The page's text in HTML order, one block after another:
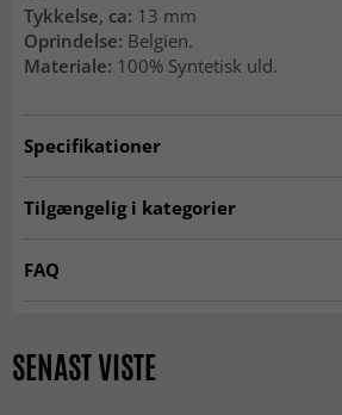
Tykkelse, ca: 13 mm
Oprindelse: Belgien.
Materiale: 100% Syntetisk uld.
Specifikationer
Tilgængelig i kategorier
ALLE TÆPPER
FAQ
et stilrent og sammenhængende udtryk.
SENAST VISTE